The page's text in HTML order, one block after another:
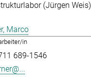
(Jürgen Weis)
Marco
in
689-1546